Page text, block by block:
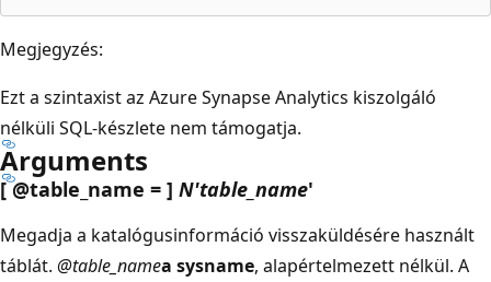
Megjegyzés:
Ezt a szintaxist az Azure Synapse Analytics kiszolgáló
nélküli SQL-készlete nem támogatja.
Arguments
[ @table_name = ] N'table_name'
Megadja a katalógusinformáció visszaküldésére használt
táblát. @table_namea sysname, alapértelmezett nélkül. A